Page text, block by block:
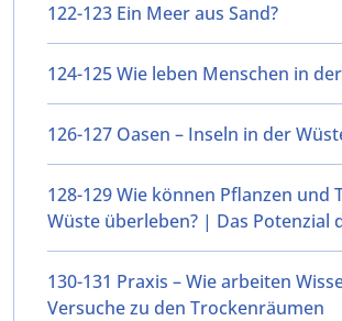
122-123 Ein Meer aus Sand?
124-125 Wie leben Menschen in
126-127 Oasen – Inseln in der
128-129 Wie können Pflanzen und
Wüste überleben? | Das Potenzial
130-131 Praxis – Wie arbeiten
Versuche zu den Trockenräumen